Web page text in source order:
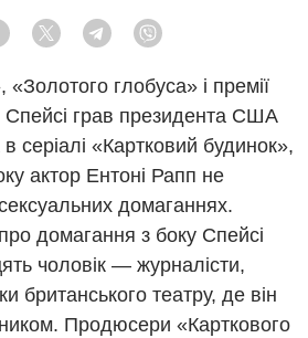
Twitter TelegramViber
глобуса» і премії
Спейсі грав президента США
серіалі «Картковий будинок»,
актор Ентоні Рапп не
домаганнях.
домагання з боку Спейсі
чоловік — журналісти,
британського театру, де він
Продюсери «Карткового